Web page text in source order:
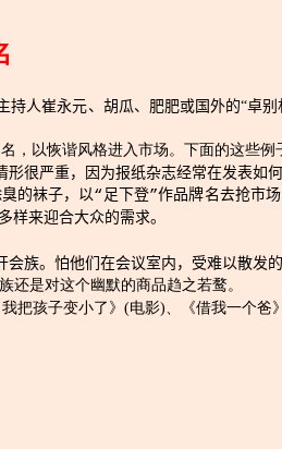
人崔永元、胡瓜、肥肥或国外的“卓
，以恢谐风格进入市场。下面的这些例
很严重，因为报纸杂志经常在发表如
的袜子，以“ 足下登”作品牌名去抢市场
样来迎合大众的需求。
族。怕他们在会议室内，受难以散发
还是对这个幽默的商品趋之若鹜。
把孩子变小了》(电影)、《借我一个爸